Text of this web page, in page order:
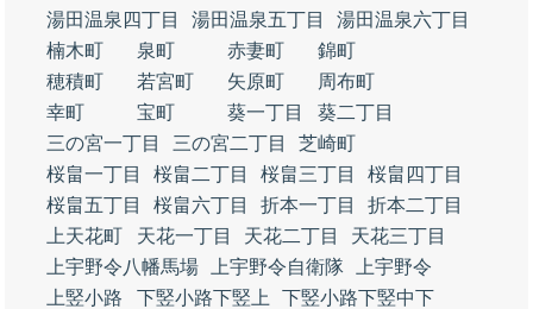
湯田温泉四丁目
湯田温泉五丁目
湯田温泉六丁目
楠木町
泉町 赤妻町
錦町
穂積町
若宮町 矢原町
周布町
幸町
宝町 葵一丁目
葵二丁目
三の宮一丁目
三の宮二丁目
芝崎町
桜畠一丁目
桜畠二丁目 桜畠三丁目
桜畠四丁目
桜畠五丁目
桜畠六丁目 折本一丁目
折本二丁目
上天花町
天花一丁目 天花二丁目
天花三丁目
上宇野令八幡馬場
上宇野令自衛隊
上宇野令
上竪小路
下竪小路下竪上
下竪小路下竪中下